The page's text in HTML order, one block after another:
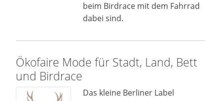
beim Birdrace mit dem Fahrrad
dabei sind.
Ökofaire Mode für Stadt, Land, Bett
und Birdrace
Das kleine Berliner Label